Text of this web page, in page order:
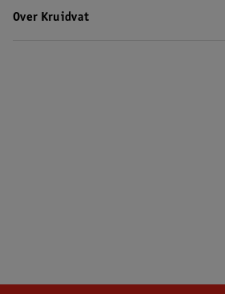
Over Kruidvat